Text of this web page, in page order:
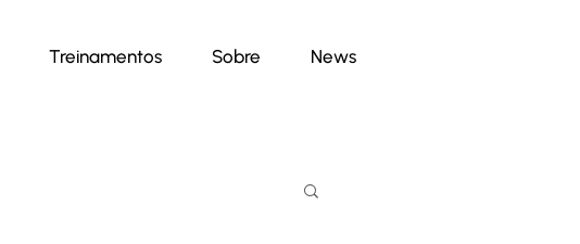
Treinamentos Sobre News